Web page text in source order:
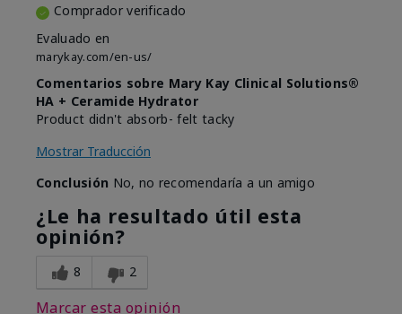
Comprador verificado
Evaluado en
marykay.com/en-us/
Comentarios sobre Mary Kay Clinical Solutions®
HA + Ceramide Hydrator
Product didn't absorb- felt tacky
Mostrar Traducción
Conclusión No, no recomendaría a un amigo
¿Le ha resultado útil esta
opinión?
8 2
Marcar esta opinión